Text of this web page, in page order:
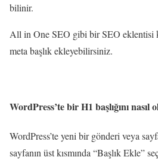
bilinir.
All in One SEO gibi bir SEO eklentisi
meta başlık ekleyebilirsiniz.
WordPress’te bir H1 başlığını
WordPress’te yeni bir gönderi veya
sayfanın üst kısmında “Başlık Ekle”